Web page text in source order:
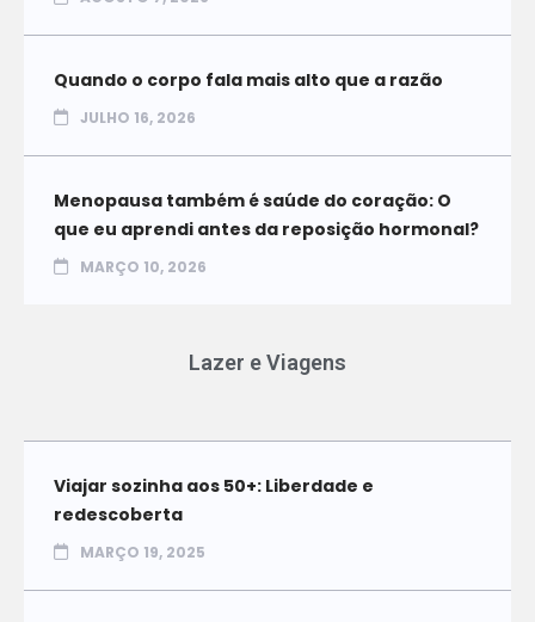
Quando o corpo fala mais alto que a razão
JULHO 16, 2026
Menopausa também é saúde do coração: O
que eu aprendi antes da reposição hormonal?
MARÇO 10, 2026
Lazer e Viagens
Viajar sozinha aos 50+: Liberdade e
redescoberta
MARÇO 19, 2025